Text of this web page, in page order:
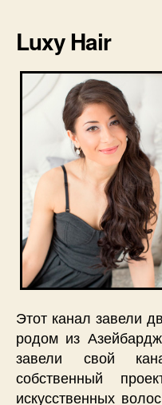
Luxy Hair
Этот канал завели
родом из
завели свой
собственный
искусственных